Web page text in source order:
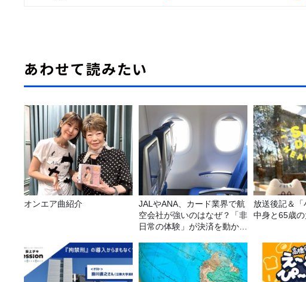
あわせて読みたい
オンエア曲紹介
JALやANA、カード業界で航
空会社が強いのはなぜ？「非
日常の体験」が決済を動かす
放送後記＆
中身と65歳の